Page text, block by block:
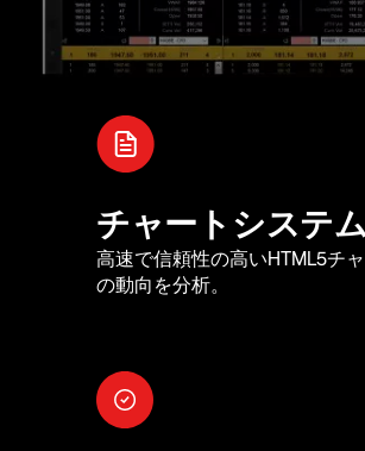
チャートシステム
高速で信頼性の高いHTML5チ
の動向を分析。